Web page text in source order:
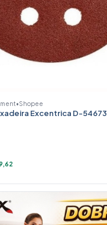
•Shopee
Excentrica D-54673